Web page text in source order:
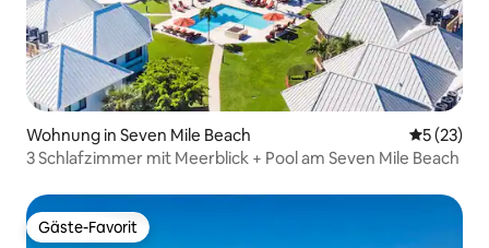
Wohnung in Seven Mile Beach
5 (23)
3 Schlafzimmer mit Meerblick + Pool am Seven Mile Beach
Gäste-Favorit
Gäste-Favorit